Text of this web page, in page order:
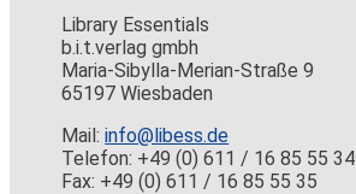
Library Essentials
b.i.t.verlag gmbh
Maria-Sibylla-Merian-Straße 9
65197 Wiesbaden
Mail:info@libess.de
Telefon: +49 (0) 611 / 16 85 55 34
Fax: +49 (0) 611 / 16 85 55 35